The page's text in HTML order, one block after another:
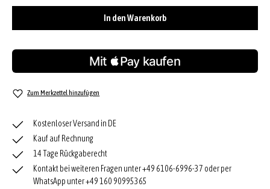
In den Warenkorb
Zum Merkzettel hinzufügen
Kostenloser Versand in DE
Kauf auf Rechnung
14 Tage Rückgaberecht
Kontakt bei weiteren Fragen unter +49 6106-6996-37 oder per
WhatsApp unter +49 160 90995365